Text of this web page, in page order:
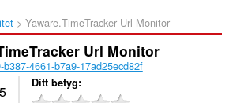
Yaware.TimeTracker Url Monitor‎
Url Monitor
b387-4661-b7a9-17ad25ecd82f
Ditt betyg